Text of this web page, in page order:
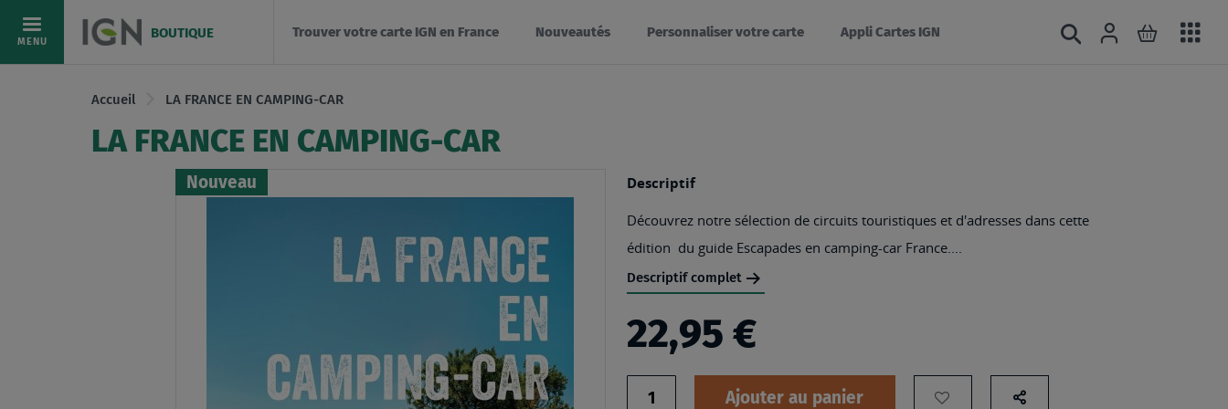
AllezMENU
BOUTIQUE Trouver votre carte IGN en France Nouveautés Personnaliser votre carte Appli Cartes IGN Rechercher
Connexion
Mon
Accueil LA FRANCE EN CAMPING-CAR
LA FRANCE EN CAMPING-CAR
Nouveau Descriptif
Découvrez notre sélection de circuits touristiques et d'adresses dans cette
édition du guide Escapades en camping-car France....
Descriptif complet
22,95 €
Ajouter au panier